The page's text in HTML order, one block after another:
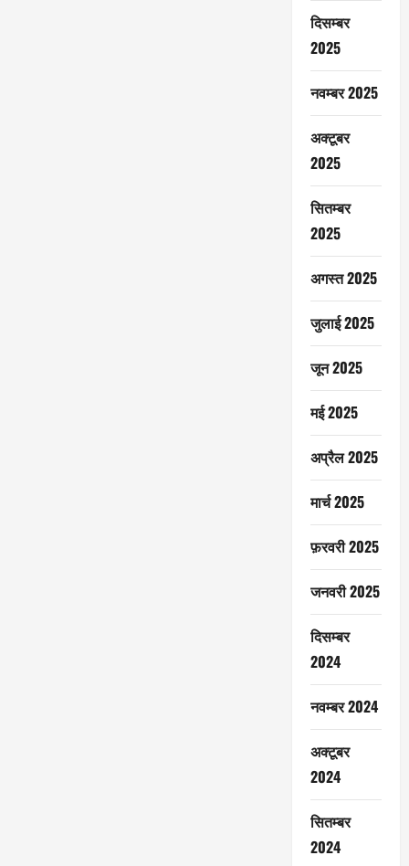
दिसम्बर
2025
नवम्बर 2025
अक्टूबर
2025
सितम्बर
2025
अगस्त 2025
जुलाई 2025
जून 2025
मई 2025
अप्रैल 2025
मार्च 2025
फ़रवरी 2025
जनवरी 2025
दिसम्बर
2024
नवम्बर 2024
अक्टूबर
2024
सितम्बर
2024